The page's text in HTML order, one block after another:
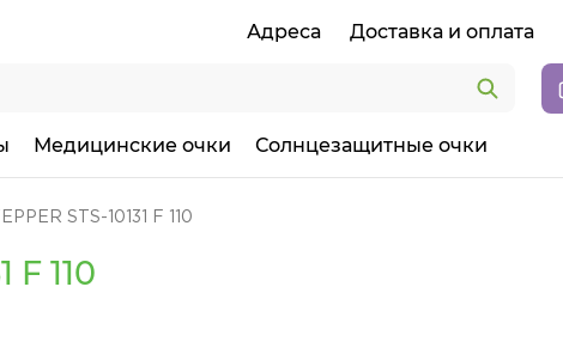
Адреса Доставка и оплата
Медицинские очки Солнцезащитные очки
STS-10131 F 110
F 110